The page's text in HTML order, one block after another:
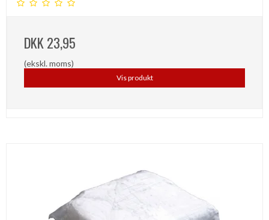
DKK 23,95
(ekskl. moms)
Vis produkt